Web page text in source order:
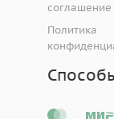
соглашение
Политика